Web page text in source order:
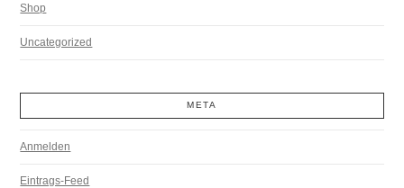
Shop
Uncategorized
META
Anmelden
Eintrags-Feed